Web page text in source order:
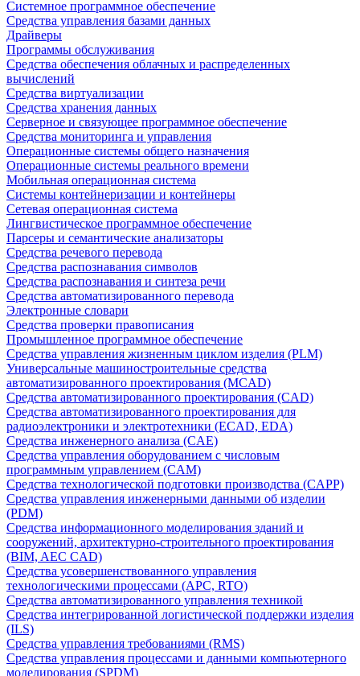
Системное программное обеспечение
Средства управления базами данных
Драйверы
Программы обслуживания
Средства обеспечения облачных и распределенных
вычислений
Средства виртуализации
Средства хранения данных
Серверное и связующее программное обеспечение
Средства мониторинга и управления
Операционные системы общего назначения
Операционные системы реального времени
Мобильная операционная система
Системы контейнеризации и контейнеры
Сетевая операционная система
Лингвистическое программное обеспечение
Парсеры и семантические анализаторы
Средства речевого перевода
Средства распознавания символов
Средства распознавания и синтеза речи
Средства автоматизированного перевода
Электронные словари
Средства проверки правописания
Промышленное программное обеспечение
Средства управления жизненным циклом изделия (PLM)
Универсальные машиностроительные средства
автоматизированного проектирования (MCAD)
Средства автоматизированного проектирования (CAD)
Средства автоматизированного проектирования для
радиоэлектроники и электротехники (ECAD, EDA)
Средства инженерного анализа (CAE)
Средства управления оборудованием с числовым
программным управлением (CAM)
Средства технологической подготовки производства (CAPP)
Средства управления инженерными данными об изделии
(PDM)
Средства информационного моделирования зданий и
сооружений, архитектурно-строительного проектирования
(BIM, AEC CAD)
Средства усовершенствованного управления
технологическими процессами (APC, RTO)
Средства автоматизированного управления техникой
Средства интегрированной логистической поддержки изделия
(ILS)
Средства управления требованиями (RMS)
Средства управления процессами и данными компьютерного
моделирования (SPDM)